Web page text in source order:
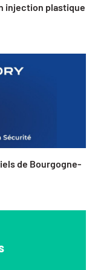
injection plastique
de Bourgogne-